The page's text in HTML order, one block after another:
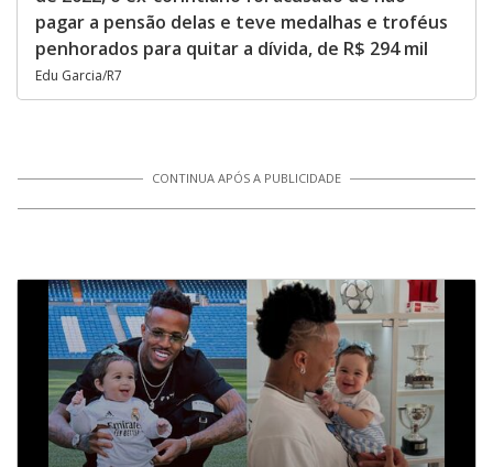
pagar a pensão delas e teve medalhas e troféus
penhorados para quitar a dívida, de R$ 294 mil
Edu Garcia/R7
CONTINUA APÓS A PUBLICIDADE